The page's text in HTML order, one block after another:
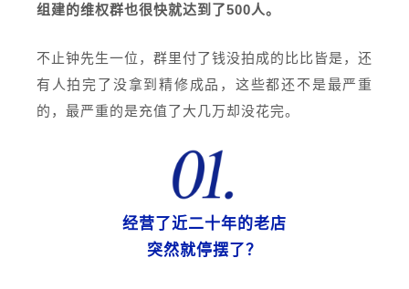
组建的维权群也很快就达到了500人。
不止钟先生一位，群里付了钱没拍成的比比皆是，还
有人拍完了没拿到精修成品，这些都还不是最严重
的，最严重的是充值了大几万却没花完。
经营了近二十年的老店
突然就停摆了？